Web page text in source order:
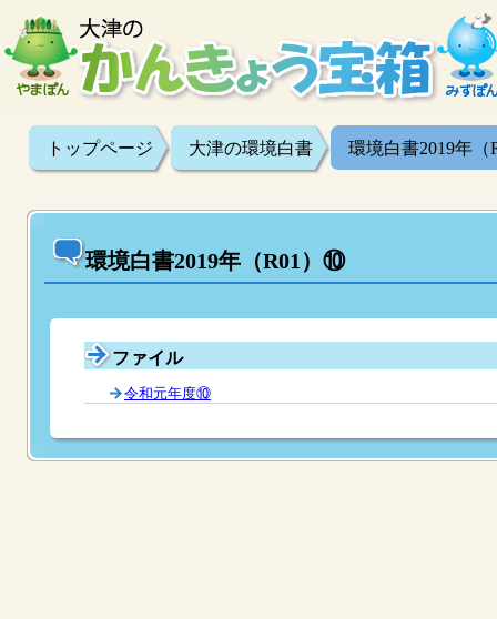
トップページ 大津の環境白書 環境白書2019年
環境白書2019年（R01）⑩
ファイル
令和元年度⑩